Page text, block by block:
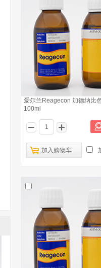
爱尔兰Reagecon 加德纳比
100ml
加入购物车